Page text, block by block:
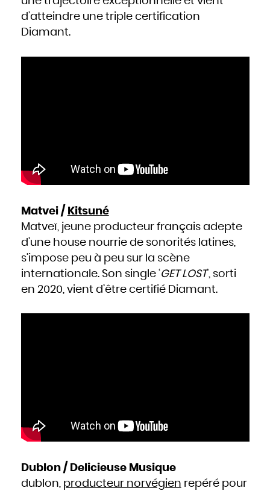
d’atteindre une triple certification
Diamant.
Matvei / Kitsuné
Matveï, jeune producteur français adepte
d’une house nourrie de sonorités latines,
s’impose peu à peu sur la scène
internationale. Son single ‘GET LOST’, sorti
en 2020, vient d’être certifié Diamant.
Dublon / Delicieuse Musique
dublon, producteur norvégien repéré pour